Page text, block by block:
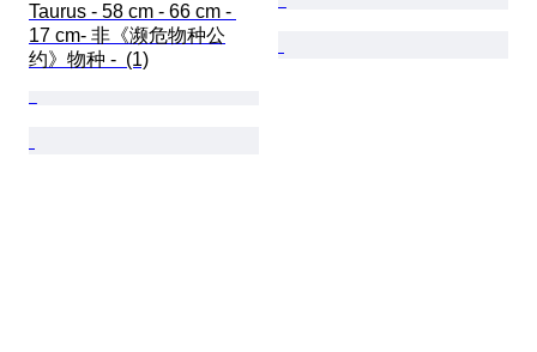
Taurus - 58 cm - 66 cm -
17 cm- 非《濒危物种公
约》物种 -  (1)